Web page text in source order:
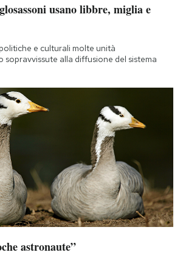
usano libbre, miglia e
e culturali molte unità
sopravvissute alla diffusione del sistema
astronaute”